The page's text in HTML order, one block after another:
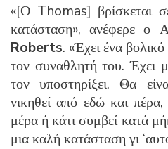
«[Ο Thomas] βρίσκεται
κατάσταση», ανέφερε ο
Roberts. «Έχει ένα
τον συναθλητή του. Έχει
τον υποστηρίξει. Θα
νικηθεί από εδώ και
μέρα ή κάτι συμβεί κατά
μια καλή κατάσταση γι